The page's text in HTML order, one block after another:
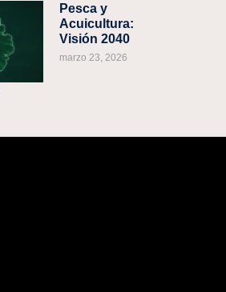
Pesca y
Acuicultura:
Visión 2040
marzo 23, 2026